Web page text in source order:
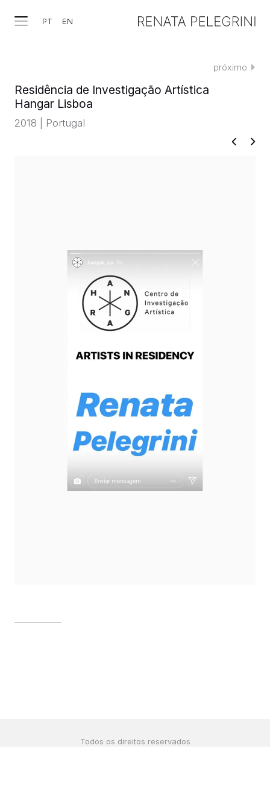
PT EN
TRABALHOS
EXPOSIÇÕES
PROJETOS
SOBRE
CLIPPING
CONTATO
próximo
Residência de Investigação Artística
Hangar Lisboa
2018 | Portugal
Todos os direitos reservados